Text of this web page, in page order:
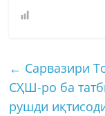
← Сарвазири
СҲШ-ро ба
рушди